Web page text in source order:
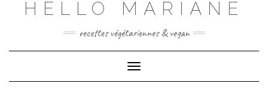
HELLO MARIANE
recettes végétariennes & vegan
Toggle
Navigation